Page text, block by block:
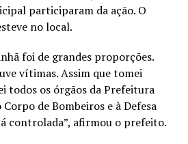
participaram da ação. O
no local.
foi de grandes proporções.
vítimas. Assim que tomei
todos os órgãos da Prefeitura
de Bombeiros e à Defesa
controlada”, afirmou o prefeito.